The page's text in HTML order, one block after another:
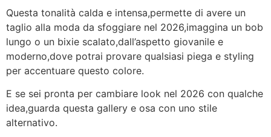
Questa tonalità calda e intensa,permette di avere un
taglio alla moda da sfoggiare nel 2026,imaggina un bob
lungo o un bixie scalato,dall’aspetto giovanile e
moderno,dove potrai provare qualsiasi piega e styling
per accentuare questo colore.
E se sei pronta per cambiare look nel 2026 con qualche
idea,guarda questa gallery e osa con uno stile
alternativo.